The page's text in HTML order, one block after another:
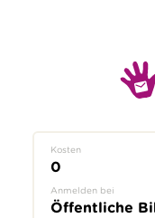
Kosten
0
Anmelden bei
Öffentliche